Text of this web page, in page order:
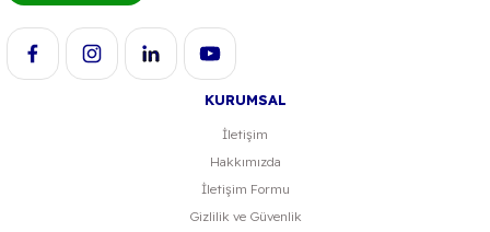
Gönder
KURUMSAL
İletişim
Hakkımızda
İletişim Formu
Gizlilik ve Güvenlik